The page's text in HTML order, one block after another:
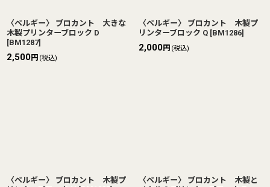
〈ベルギー〉 ブロカント 大きな
木製プリンターブロック D
[BM1287]
2,500円 (税込)
〈ベルギー〉 ブロカント 木製プ
リンターブロック Q [BM1286]
2,000円 (税込)
〈ベルギー〉 ブロカント 木製プ
〈ベルギー〉 ブロカント 木製と